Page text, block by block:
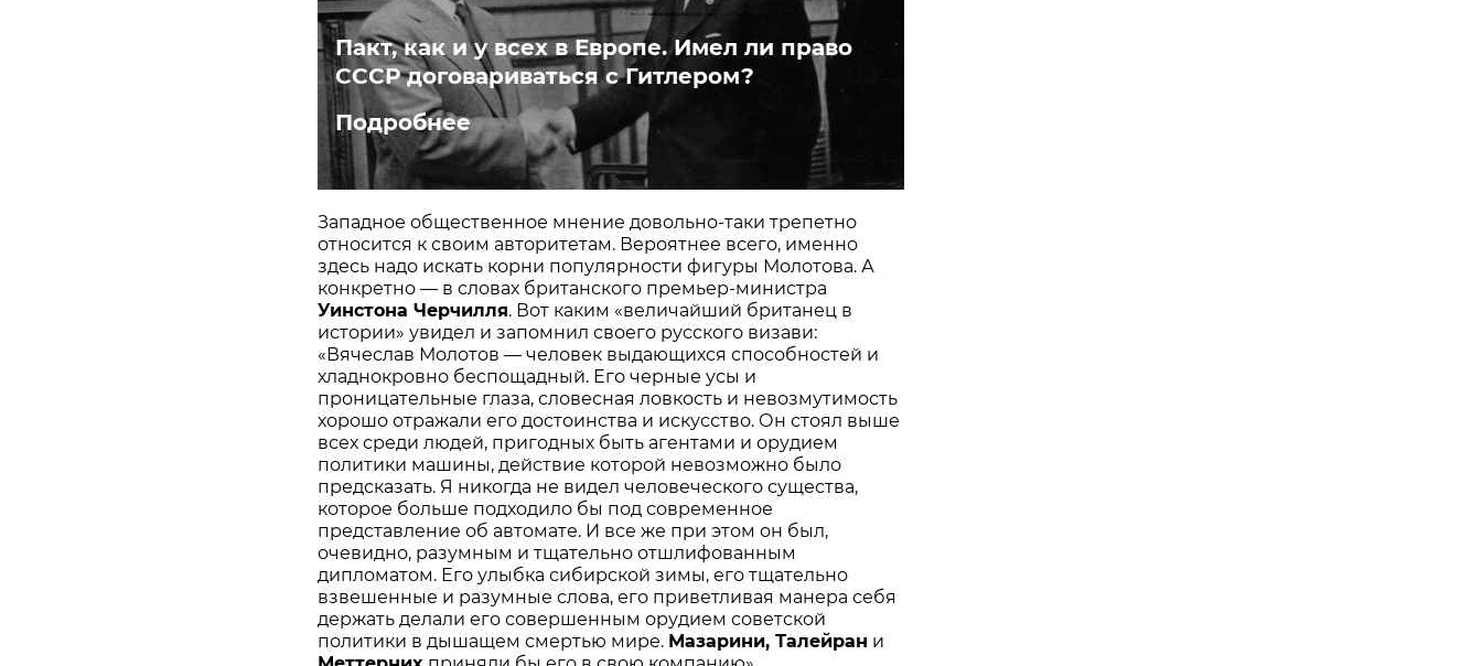
Пакт, как и у всех в Европе. Имел ли право
СССР договариваться с Гитлером?
Подробнее
Западное общественное мнение довольно-таки трепетно
относится к своим авторитетам. Вероятнее всего, именно
здесь надо искать корни популярности фигуры Молотова. А
конкретно — в словах британского премьер-министра
Уинстона Черчилля. Вот каким «величайший британец в
истории» увидел и запомнил своего русского визави:
«Вячеслав Молотов — человек выдающихся способностей и
хладнокровно беспощадный. Его черные усы и
проницательные глаза, словесная ловкость и невозмутимость
хорошо отражали его достоинства и искусство. Он стоял выше
всех среди людей, пригодных быть агентами и орудием
политики машины, действие которой невозможно было
предсказать. Я никогда не видел человеческого существа,
которое больше подходило бы под современное
представление об автомате. И все же при этом он был,
очевидно, разумным и тщательно отшлифованным
дипломатом. Его улыбка сибирской зимы, его тщательно
взвешенные и разумные слова, его приветливая манера себя
держать делали его совершенным орудием советской
политики в дышащем смертью мире. Мазарини, Талейран и